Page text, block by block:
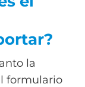
la
formulario